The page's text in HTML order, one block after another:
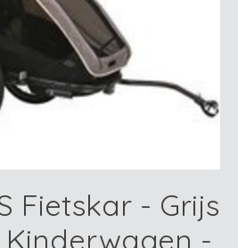
Fietskar - Grijs
Kinderwagen -